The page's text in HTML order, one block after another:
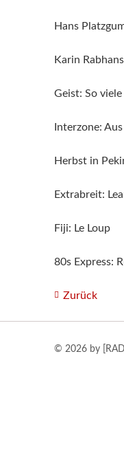
Hans
Karin
Geist: So
Interzone:
Herbst in
Extrabreit:
Fiji: Le Loup
80s Express:
Zurück
© 2026 by